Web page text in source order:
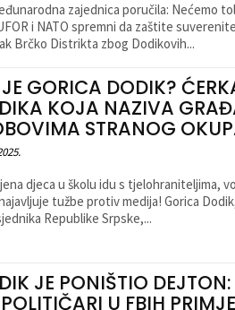
zajednica poručila: Nećemo
i NATO spremni da zaštite
Brčko Distrikta zbog Dodikovih...
GORICA DODIK?
KOJA NAZIVA
STRANOG
djeca u školu idu s tjelohraniteljima,
tužbe protiv medija! Gorica
Republike Srpske,...
JE PONIŠTIO
U FBIH